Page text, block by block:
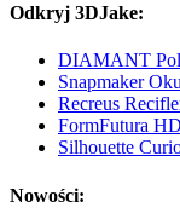
Odkryj 3DJake:
DIAMANT
Snapmaker
Recreus
FormFutura
Silhouette
Nowości: